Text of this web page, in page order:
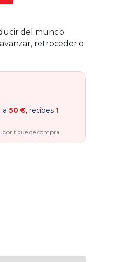
del mundo.
retroceder o
a 50 €, recibes 1
tique de compra.